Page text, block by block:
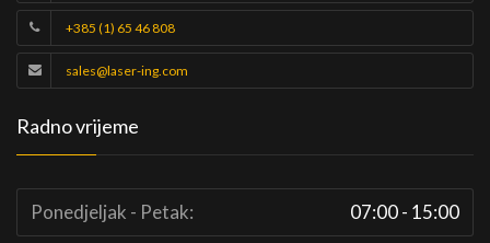
+385 (1) 65 46 808
sales@laser-ing.com
Radno vrijeme
Ponedjeljak - Petak: 07:00 - 15:00